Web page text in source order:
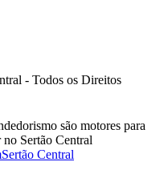
- Todos os Direitos
são motores para
Sertão Central
Sertão Central